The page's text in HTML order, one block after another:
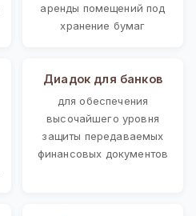
аренды помещений под
хранение бумаг
Диадок для банков
для обеспечения
высочайшего уровня
защиты передаваемых
финансовых документов